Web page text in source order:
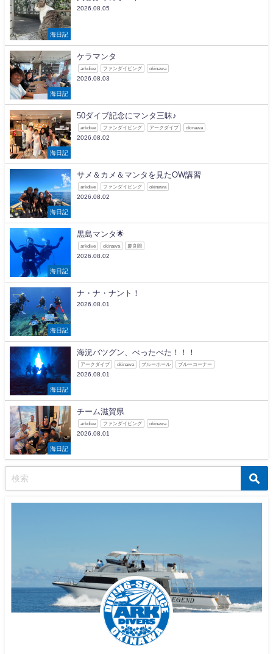
海日記
2026.08.05
海日記
ケラマンタ
arkdive ファンダイビング okinawa
2026.08.03
海日記
50ダイブ記念にマンタ三昧♪
arkdive ファンダイビング アークダイブ okinawa
2026.08.02
海日記
サメ＆カメ＆マンタを見たOW講習
arkdive ファンダイビング okinawa
2026.08.02
海日記
黒島マンタ🌟
arkdive okinawa 慶良間
2026.08.02
海日記
ナ・ナ・ナント！
2026.08.01
海日記
海況バツグン、べったべた！！！
アークダイブ okinawa ブルーホール ブルーコーナー
2026.08.01
海日記
チーム滋賀県
arkdive ファンダイビング okinawa
2026.08.01